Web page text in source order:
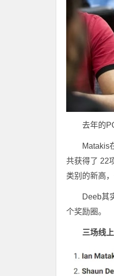
去年的
Matakis
共获得了 22
类别的新高
Deeb其
个奖励圈。
三场线